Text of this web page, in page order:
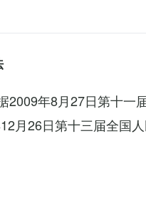
年8月27日第十一
月26日第十三届全国